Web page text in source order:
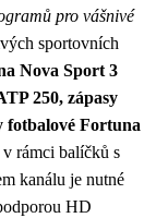
pro vášnivé
sportovních
Nova Sport 3
250, zápasy
fotbalové Fortuna
rámci balíčků s
kanálu je nutné
HD